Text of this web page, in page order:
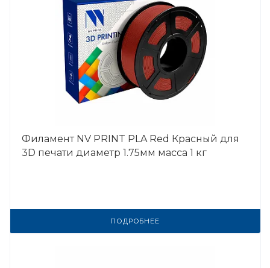
Филамент NV PRINT PLA Red Красный для
3D печати диаметр 1.75мм масса 1 кг
ПОДРОБНЕЕ